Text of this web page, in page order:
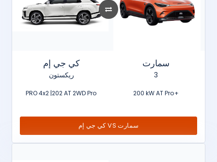
كي جي إم
ريكستون
PRO 4x2 |202 AT 2WD Pro
سمارت
3
200 kW AT Pro+
كي جي إم VS سمارت